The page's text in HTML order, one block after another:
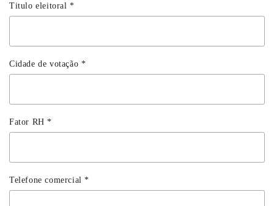
Titulo eleitoral *
Cidade de votação *
Fator RH *
Telefone comercial *